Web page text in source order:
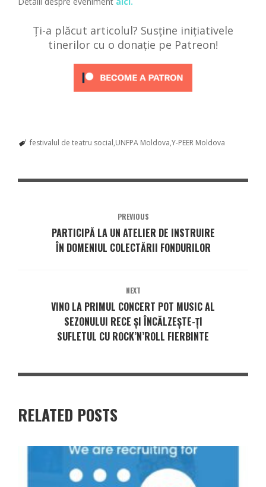
Ți-a plăcut articolul? Susține inițiativele
tinerilor cu o donație pe Patreon!
festivalul de teatru social UNFPA Moldova Y-PEER Moldova
PREVIOUS
PARTICIPĂ LA UN ATELIER DE INSTRUIRE
ÎN DOMENIUL COLECTĂRII FONDURILOR
NEXT
VINO LA PRIMUL CONCERT POT MUSIC AL
SEZONULUI RECE ȘI ÎNCĂLZEȘTE-ȚI
SUFLETUL CU ROCK’N’ROLL FIERBINTE
RELATED POSTS